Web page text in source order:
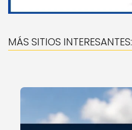
MÁS SITIOS INTERESANTES: